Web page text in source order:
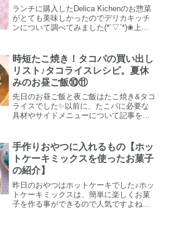
ランチに購入したDelica Kichenのお惣菜
がとても美味しかったのでデリカキッチ
ンについて調べてみました(*´▽`*)❀上記
ました。生鮮食品激安スーパータチヤ
も...
時短たこ焼き！タコパの買い出し
リスト♪タコライスレシピ。夏休
みのお昼ご飯⑩⑪
先日のお昼ご飯と夜ご飯はたこ焼き&タコ
ライスでした✨以前に、たこパに必要な
具材やサイドメニューについて記事を書
作り方は、こちらの記事をどうぞ☆両方
夏休みのお昼ごはんに...
手作りおやつに入れるもの【ホッ
トケーキミックスを使ったお菓子
の紹介】
昨日のおやつはホットケーキでした♪ホッ
トケーキミックスは、簡単に楽しくお菓
子を作る事ができるので人気ですよね。